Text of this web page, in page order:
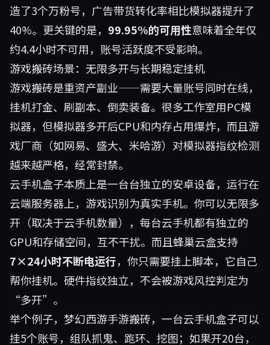
造了3个万粉号，广告带货转化率相比模拟器提升了
40%。更关键的是， 99.95%的可用性意味着全年仅
约4.4小时不可用，账号活跃度不受影响。
游戏搬砖场景：无限多开与长期稳定挂机
游戏搬砖是重资产副业——需要大量账号同时在线，
挂机打金、刷副本、倒卖装备。很多工作室用PC模
拟器，但模拟器多开后CPU和内存占用爆炸，而且游
戏厂商（如网易、盛大、米哈游）对模拟器指纹检测
越来越严格，经常封禁。
云手机盒子本质上是一台台独立的安卓设备，运行在
云端服务器上，游戏识别为真实手机。你可以无限多
开（取决于云手机数量），每台云手机都有独立的
GPU和存储空间，互不干扰。而且蜂巢云盒支持
7×24小时不断电运行，你只需要挂上脚本，它自己
帮你挂机。硬件指纹独立，不会被游戏风控判定为
“多开”。
举个例子，梦幻西游手游搬砖，一台云手机盒子可以
挂5个账号，组队抓鬼、跑环、挖图；如果开20台，